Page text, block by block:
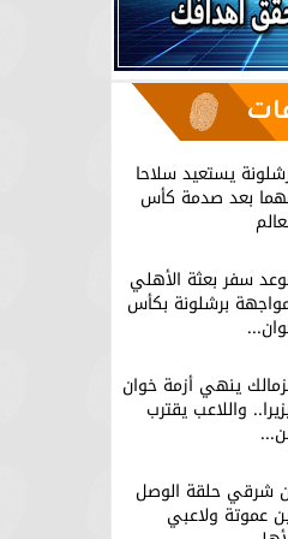
يستعيد سلاحا
بعد صدمة كأس
سفر بعثة الأهلي
برشلونة بكأس
ينهي أزمة خوان
واللاعب يقترب
شرقي حلقة الوصل
عموتة ولاعبي